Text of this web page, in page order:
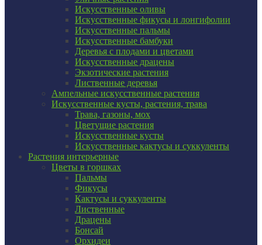
Искусственные оливы
Искусственные фикусы и лонгифолии
Искусственные пальмы
Искусственные бамбуки
Деревья с плодами и цветами
Искусственные драцены
Экзотические растения
Лиственные деревья
Ампельные искусственные растения
Искусственные кусты, растения, трава
Трава, газоны, мох
Цветущие растения
Искусственные кусты
Искусственные кактусы и суккуленты
Растения интерьерные
Цветы в горшках
Пальмы
Фикусы
Кактусы и суккуленты
Лиственные
Драцены
Бонсай
Орхидеи